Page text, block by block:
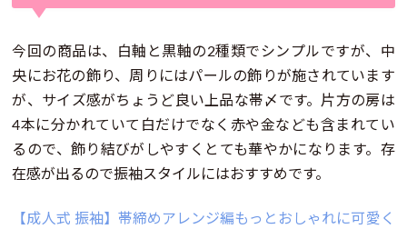
今回の商品は、白軸と黒軸の2種類でシンプルですが、中
央にお花の飾り、周りにはパールの飾りが施されています
が、サイズ感がちょうど良い上品な帯〆です。片方の房は
4本に分かれていて白だけでなく赤や金なども含まれてい
るので、飾り結びがしやすくとても華やかになります。存
在感が出るので振袖スタイルにはおすすめです。
【成人式 振袖】帯締めアレンジ編もっとおしゃれに可愛く